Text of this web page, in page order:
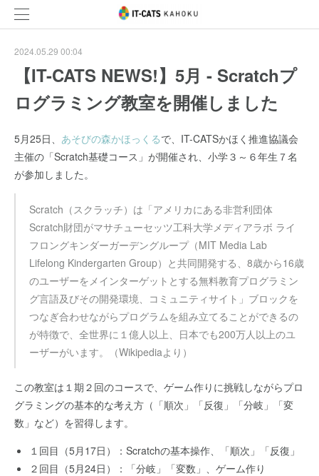
2024.05.29 00:04
【IT-CATS NEWS!】5月 - Scratchプ
ログラミング教室を開催しました
5月25日、 あそびの森かほっくるで、IT-CATSかほく推進協議会
主催の「Scratch基礎コース」が開催され、小学３～６年生７名
が参加しました。
Scratch（スクラッチ）は「アメリカにある非営利団体
Scratch財団がマサチューセッツ工科大学メディアラボ ライ
フロングキンダーガーデングループ（MIT Media Lab
Lifelong Kindergarten Group）と共同開発する、8歳から16歳
のユーザーをメインターゲットとする無料教育プログラミン
グ言語及びその開発環境、コミュニティサイト」ブロックを
つなぎ合わせながらプログラムを組み立てることができるの
が特徴で、全世界に１億人以上、日本でも200万人以上のユ
ーザーがいます。（Wikipediaより）
この教室は１期２回のコースで、ゲーム作りに挑戦しながらプロ
グラミングの基本的な考え方（「順次」「反復」「分岐」「変
数」など）を習得します。
１回目（5月17日）：Scratchの基本操作、「順次」「反復」
２回目（5月24日）：「分岐」「変数」、ゲーム作り